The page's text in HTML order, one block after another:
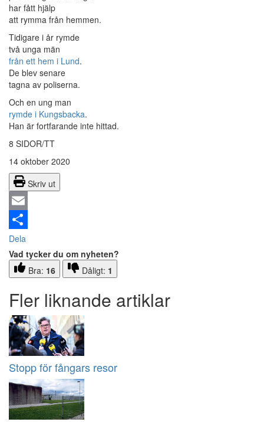
har fått hjälp
att rymma från hemmen.
Tidigare i år rymde
två unga män
från ett hem i Lund.
De blev senare
tagna av poliserna.
Och en ung man
rymde i Kungsbacka.
Han är fortfarande inte hittad.
8 SIDOR/TT
14 oktober 2020
Skriv ut
Email
Dela
Vad tycker du om nyheten?
Bra: 16 Dåligt: 1
Fler liknande artiklar
Stopp för fångars resor